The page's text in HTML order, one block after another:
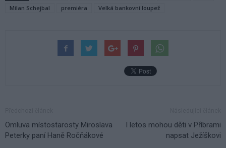
Milan Schejbal
premiéra Velká bankovní loupež
Omluva místostarosty Miroslava
Peterky paní Haně Ročňákové
I letos mohou děti v Příbrami
napsat Ježíškovi